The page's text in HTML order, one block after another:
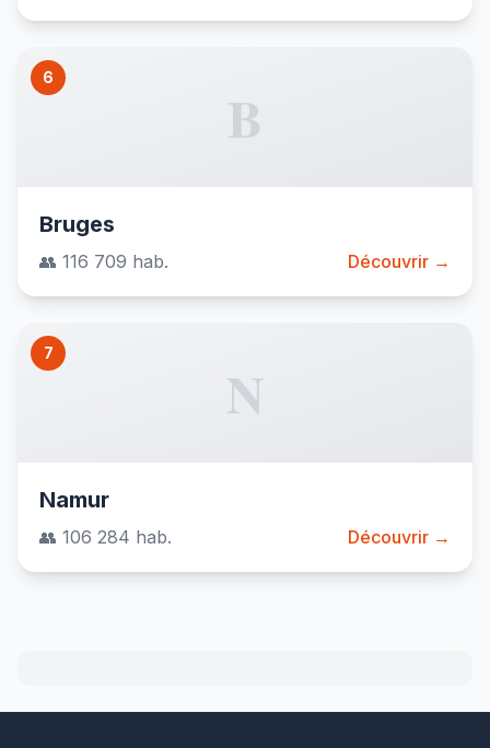
6
B
Bruges
👥 116 709 hab. Découvrir →
7
N
Namur
👥 106 284 hab. Découvrir →